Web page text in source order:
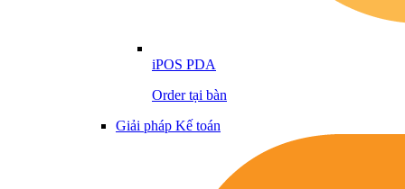
iPOS PDA
Order tại bàn
Giải pháp Kế toán